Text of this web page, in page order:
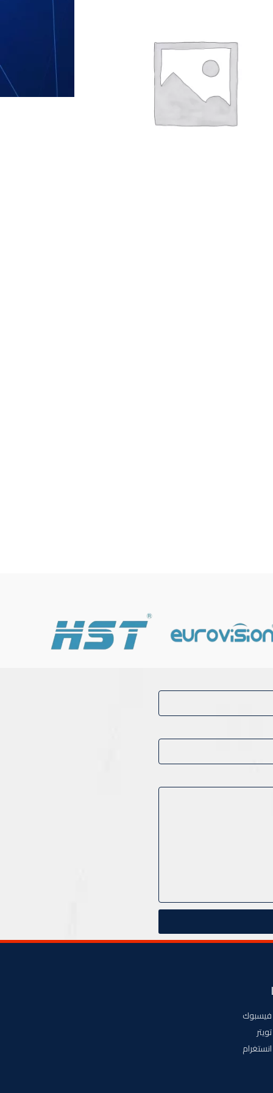
فيسبوك
تويتر
انستغرام